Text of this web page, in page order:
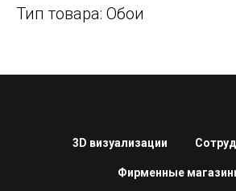
Тип товара: Обои
3D визуализации
Фирменные